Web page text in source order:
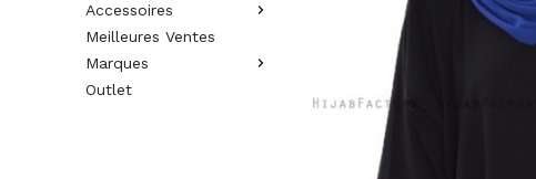
Accessoires
Meilleures Ventes
Marques
Outlet